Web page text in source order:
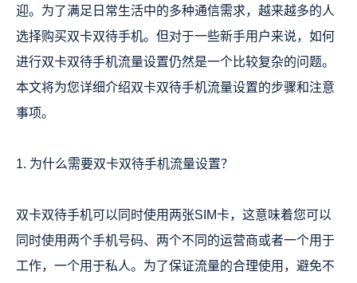
迎。为了满足日常生活中的多种通信需求，越来越多的人
选择购买双卡双待手机。但对于一些新手用户来说，如何
进行双卡双待手机流量设置仍然是一个比较复杂的问题。
本文将为您详细介绍双卡双待手机流量设置的步骤和注意
事项。
1. 为什么需要双卡双待手机流量设置？
双卡双待手机可以同时使用两张SIM卡，这意味着您可以
同时使用两个手机号码、两个不同的运营商或者一个用于
工作，一个用于私人。为了保证流量的合理使用，避免不